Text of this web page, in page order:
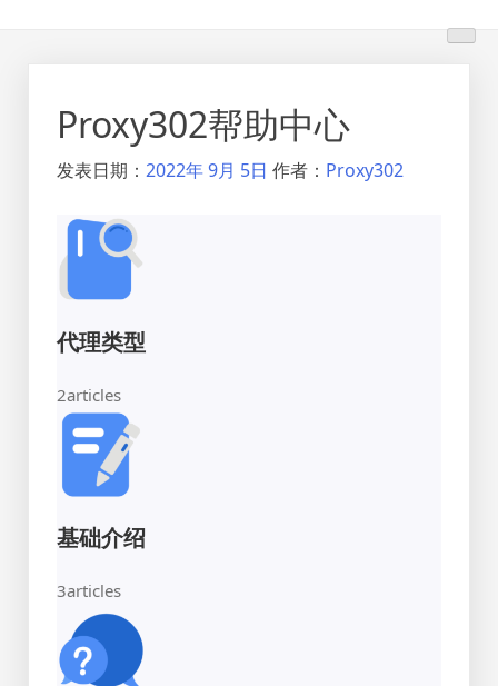
Proxy302帮助中心
发表日期： 2022年 9月 5日 作者： Proxy302
代理类型
2articles
基础介绍
3articles